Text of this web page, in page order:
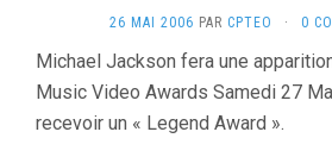
26 MAI 2006 PAR CPTEO · 0
Michael Jackson fera une
Music Video Awards Samedi 27
recevoir un « Legend Award ».